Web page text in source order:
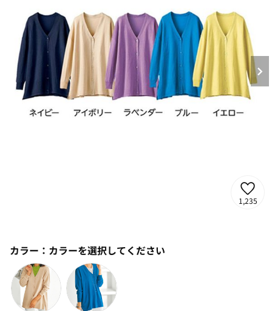
1,235
カラー： カラーを選択してください